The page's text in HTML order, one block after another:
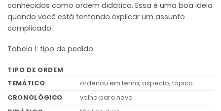
conhecidos como ordem didática. Essa é uma boa ideia
quando você está tentando explicar um assunto
complicado.
Tabela 1: tipo de pedido
TIPO DE ORDEM
TEMÁTICO
ordenou em tema, aspecto, tópico
CRONOLÓGICO
velho para novo